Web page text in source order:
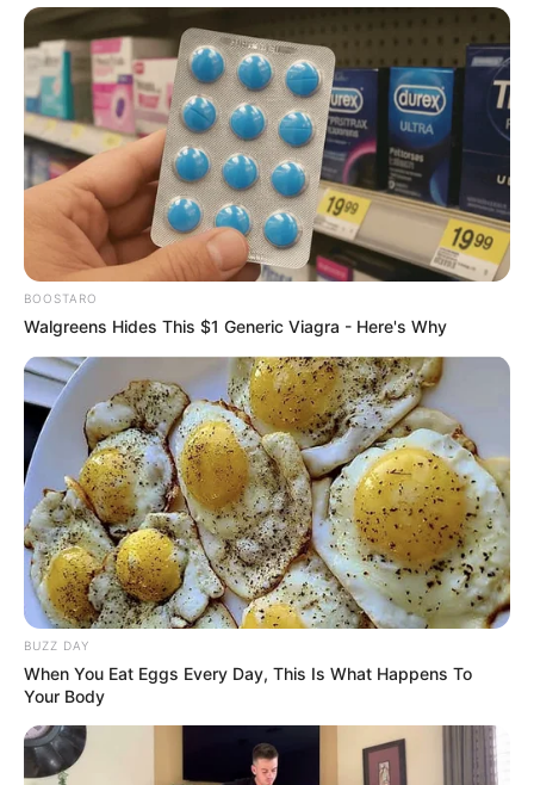
BOOSTARO
Walgreens Hides This $1 Generic Viagra - Here's Why
BUZZ DAY
When You Eat Eggs Every Day, This Is What Happens To
Your Body